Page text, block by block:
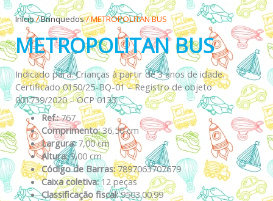
Início/Brinquedos/ METROPOLITAN BUS
METROPOLITAN BUS
Indicado para: Crianças à partir de 3 anos de idade.
Certificado 0150/25-BQ-01 – Registro de objeto
001739/2020 – OCP 0133
Ref.:767
Comprimento:36,50 cm
Largura:7,00 cm
Altura:9,00 cm
Código de Barras:7897063707679
Caixa coletiva:12 peças
Classificação fiscal:9503.00.99